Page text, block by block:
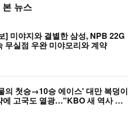
뉴스
] 미야지와 결별한 삼성, NPB 22G
무실점 우완 미야모리와 계약
의 첫승→10승 에이스' 대만 복덩이
에 고국도 열광…"KBO 새 역사 썼